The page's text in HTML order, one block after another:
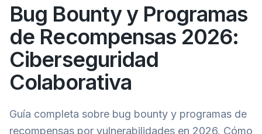
Bug Bounty y Programas
de Recompensas 2026:
Ciberseguridad
Colaborativa
Guía completa sobre bug bounty y programas de
recompensas por vulnerabilidades en 2026. Cómo